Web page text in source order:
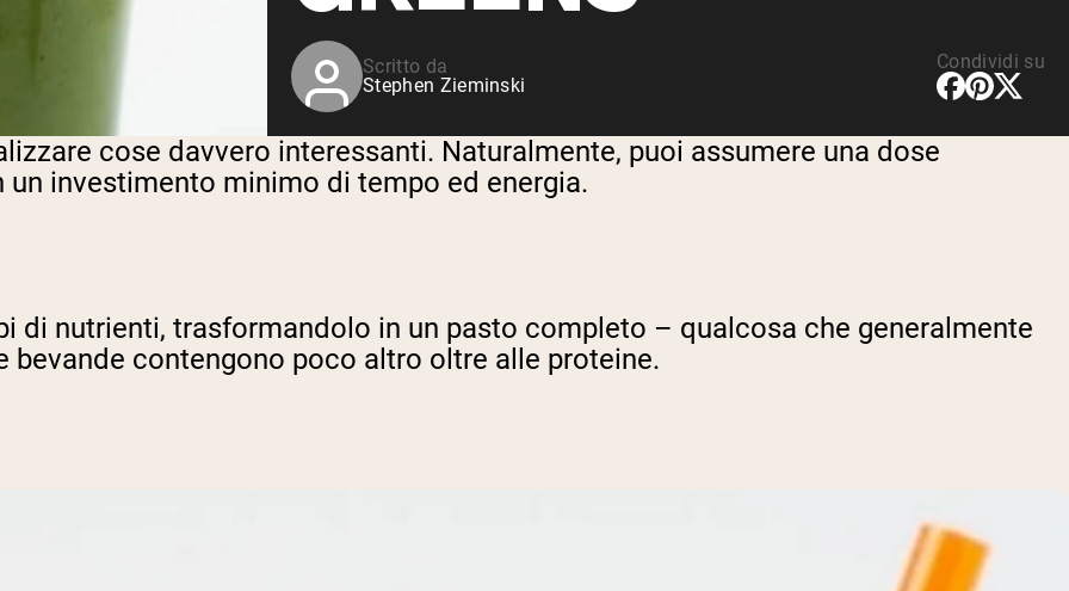
alimentati a erba
Scritto da
Stephen Zieminski
Condividi su
cose davvero interessanti. Naturalmente, puoi assumere una dose
investimento minimo di tempo ed energia.
di nutrienti, trasformandolo in un pasto completo – qualcosa che generalmente
contengono poco altro oltre alle proteine.